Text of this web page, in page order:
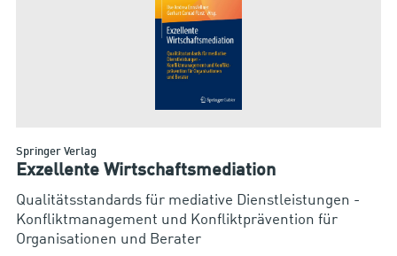
Springer Verlag
Exzellente Wirtschaftsmediation
Qualitätsstandards für mediative Dienstleistungen -
Konfliktmanagement und Konfliktprävention für
Organisationen und Berater